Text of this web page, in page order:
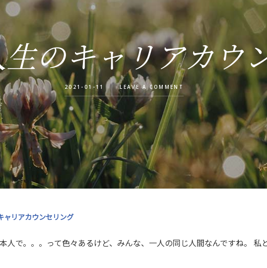
のキャリアカウ
2021-01-11 LEAVE A COMMENT
ャリアカウンセリング
人で。。。って色々あるけど、みんな、一人の同じ人間なんですね。 私